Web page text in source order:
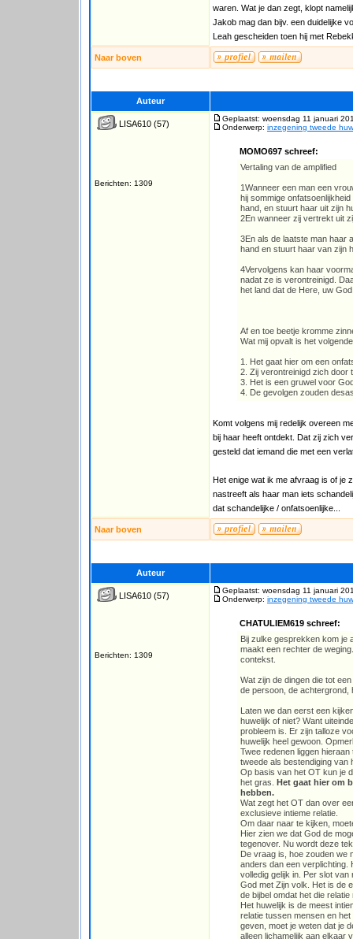
waren. Wat je dan zegt, klopt
Jakob mag dan bijv. een duidelijke
Leah gescheiden toen hij met
Naar boven
Auteur
LISA610 (57)
Berichten: 1309
Geplaatst: woensdag 11 januari
Onderwerp: inzegening tweede
MOMO697 schreef:
Vertaling van de amplified
1Wanneer een man een
hij sommige
hand, en stuurt haar uit zijn
2En wanneer zij vertrekt uit
3En als de laatste man haar
hand en stuurt haar van zijn
4Vervolgens kan haar
nadat ze is verontreinigd.
het land dat de Here, uw
Af en toe beetje kromme
Wat mij opvalt is het
1. Het gaat hier om een
2. Zij verontreinigd zich door
3. Het is een gruwel voor
4. De gevolgen zouden
Komt volgens mij redelijk overeen
bij haar heeft ontdekt. Dat zij zich
gesteld dat iemand die met een
Het enige wat ik me afvraag is of je
nastreeft als haar man iets
dat schandelijke / onfatsoenlijke...
Naar boven
Auteur
LISA610 (57)
Berichten: 1309
Geplaatst: woensdag 11 januari
Onderwerp: inzegening tweede
CHATULIEM619 schreef:
Bij zulke gesprekken kom je
maakt een rechter de
contekst.
Wat zijn de dingen die tot
de persoon, de achtergrond,
Laten we dan eerst een
huwelijk of niet? Want
probleem is. Er zijn talloze
huwelijk heel gewoon.
Twee redenen liggen
tweede als bestendiging van
Op basis van het OT kun je
het gras. Het gaat hier om
hebben.
Wat zegt het OT dan over
exclusieve intieme relatie.
Om daar naar te kijken,
Hier zien we dat God de
tegenover. Nu wordt deze
De vraag is, hoe zouden we
anders dan een verplichting.
volledig gelijk in. Per slot
God met Zijn volk. Het is de
de bijbel omdat het die
Het huwelijk is de meest
relatie tussen mensen en
geven, moet je weten dat je
alleen lichamelijk aan elkaar